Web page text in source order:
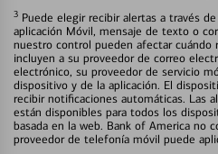
3 Puede elegir recibir alertas a través
aplicación Móvil, mensaje de texto o
nuestro control pueden afectar cuándo
incluyen a su proveedor de correo
electrónico, su proveedor de servicio
dispositivo y de la aplicación. El
recibir notificaciones automáticas. Las
están disponibles para todos los
basada en la web. Bank of America no
proveedor de telefonía móvil puede